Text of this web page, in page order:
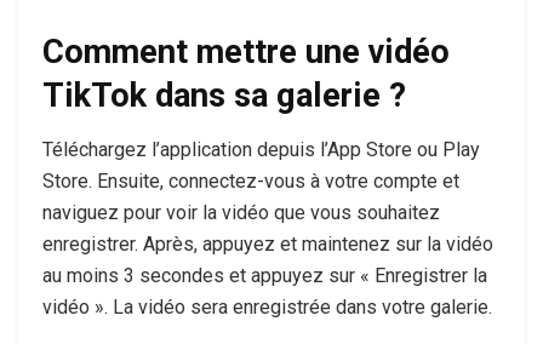
Comment mettre une vidéo
TikTok dans sa galerie ?
Téléchargez l’application depuis l’App Store ou Play
Store. Ensuite, connectez-vous à votre compte et
naviguez pour voir la vidéo que vous souhaitez
enregistrer. Après, appuyez et maintenez sur la vidéo
au moins 3 secondes et appuyez sur « Enregistrer la
vidéo ». La vidéo sera enregistrée dans votre galerie.